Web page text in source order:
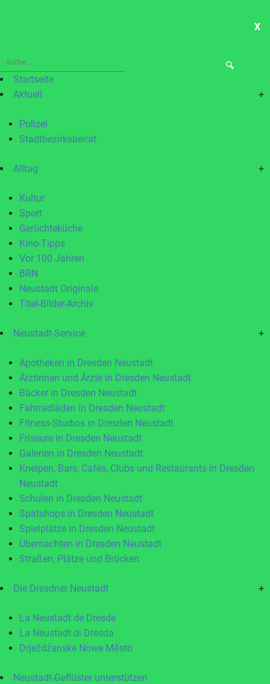
X
Suche
nach:Startseite
Aktuell
+
Polizei
Stadtbezirksbeirat
Alltag +
Kultur
Sport
Gerüchteküche
Kino-Tipps
Vor 100 Jahren
BRN
Neustadt Originale
Titel-Bilder-Archiv
Neustadt-Service +
Apotheken in Dresden Neustadt
Ärztinnen und Ärzte in Dresden Neustadt
Bäcker in Dresden Neustadt
Fahrradläden in Dresden Neustadt
Fitness-Studios in Dresden Neustadt
Friseure in Dresden Neustadt
Galerien in Dresden Neustadt
Kneipen, Bars, Cafés, Clubs und Restaurants in Dresden
Neustadt
Schulen in Dresden Neustadt
Spätshops in Dresden Neustadt
Spielplätze in Dresden Neustadt
Übernachten in Dresden Neustadt
Straßen, Plätze und Brücken
Die Dresdner Neustadt +
La Neustadt de Dresde
La Neustadt di Dresda
Drježdźanske Nowe Město
Neustadt-Geflüster unterstützen